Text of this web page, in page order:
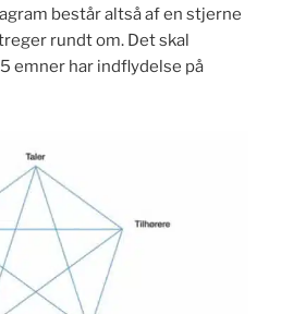
består altså af en stjerne
rundt om. Det skal
emner har indflydelse på